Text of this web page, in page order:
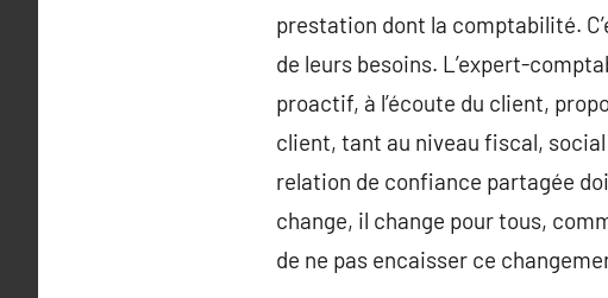
prestation dont la comptabilité.
de leurs besoins. L’expert-
proactif, à l’écoute du client,
client, tant au niveau fiscal,
relation de confiance partagée
change, il change pour tous,
de ne pas encaisser ce